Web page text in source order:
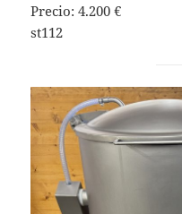
Precio: 4.200 €
st112